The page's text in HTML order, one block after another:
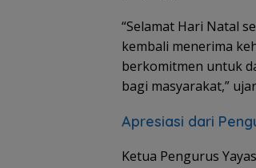
“Selamat Hari Natal
kembali menerima
berkomitmen untuk
bagi masyarakat,”
Apresiasi dari
Ketua Pengurus